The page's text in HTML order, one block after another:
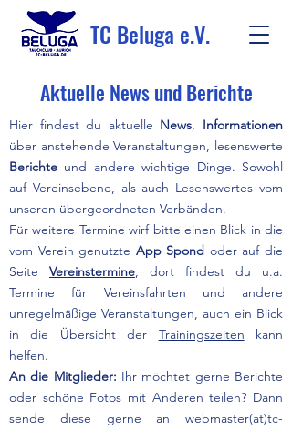
TC Beluga e.V.
Aktuelle News und Berichte
Hier findest du aktuelle News, Informationen
über anstehende Veranstaltungen, lesenswerte
Berichte und andere wichtige Dinge. Sowohl
auf Vereinsebene, als auch Lesenswertes vom
unseren übergeordneten Verbänden.
Für weitere Termine wirf bitte einen Blick in die
vom Verein genutzte App Spond oder auf die
Seite Vereinstermine, dort findest du u.a.
Termine für Vereinsfahrten und andere
unregelmäßige Veranstaltungen, auch ein Blick
in die Übersicht der Trainingszeiten kann
helfen.
An die Mitglieder: Ihr möchtet gerne Berichte
oder schöne Fotos mit Anderen teilen? Dann
sende diese gerne an webmaster(at)tc-